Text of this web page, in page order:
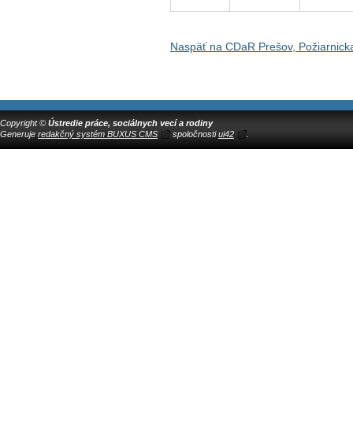
Naspäť na CDaR Prešov,
Copyright © Ústredie práce, sociálnych vecí a rodiny
Generuje redakčný systém BUXUS CMS spoločnostiui42